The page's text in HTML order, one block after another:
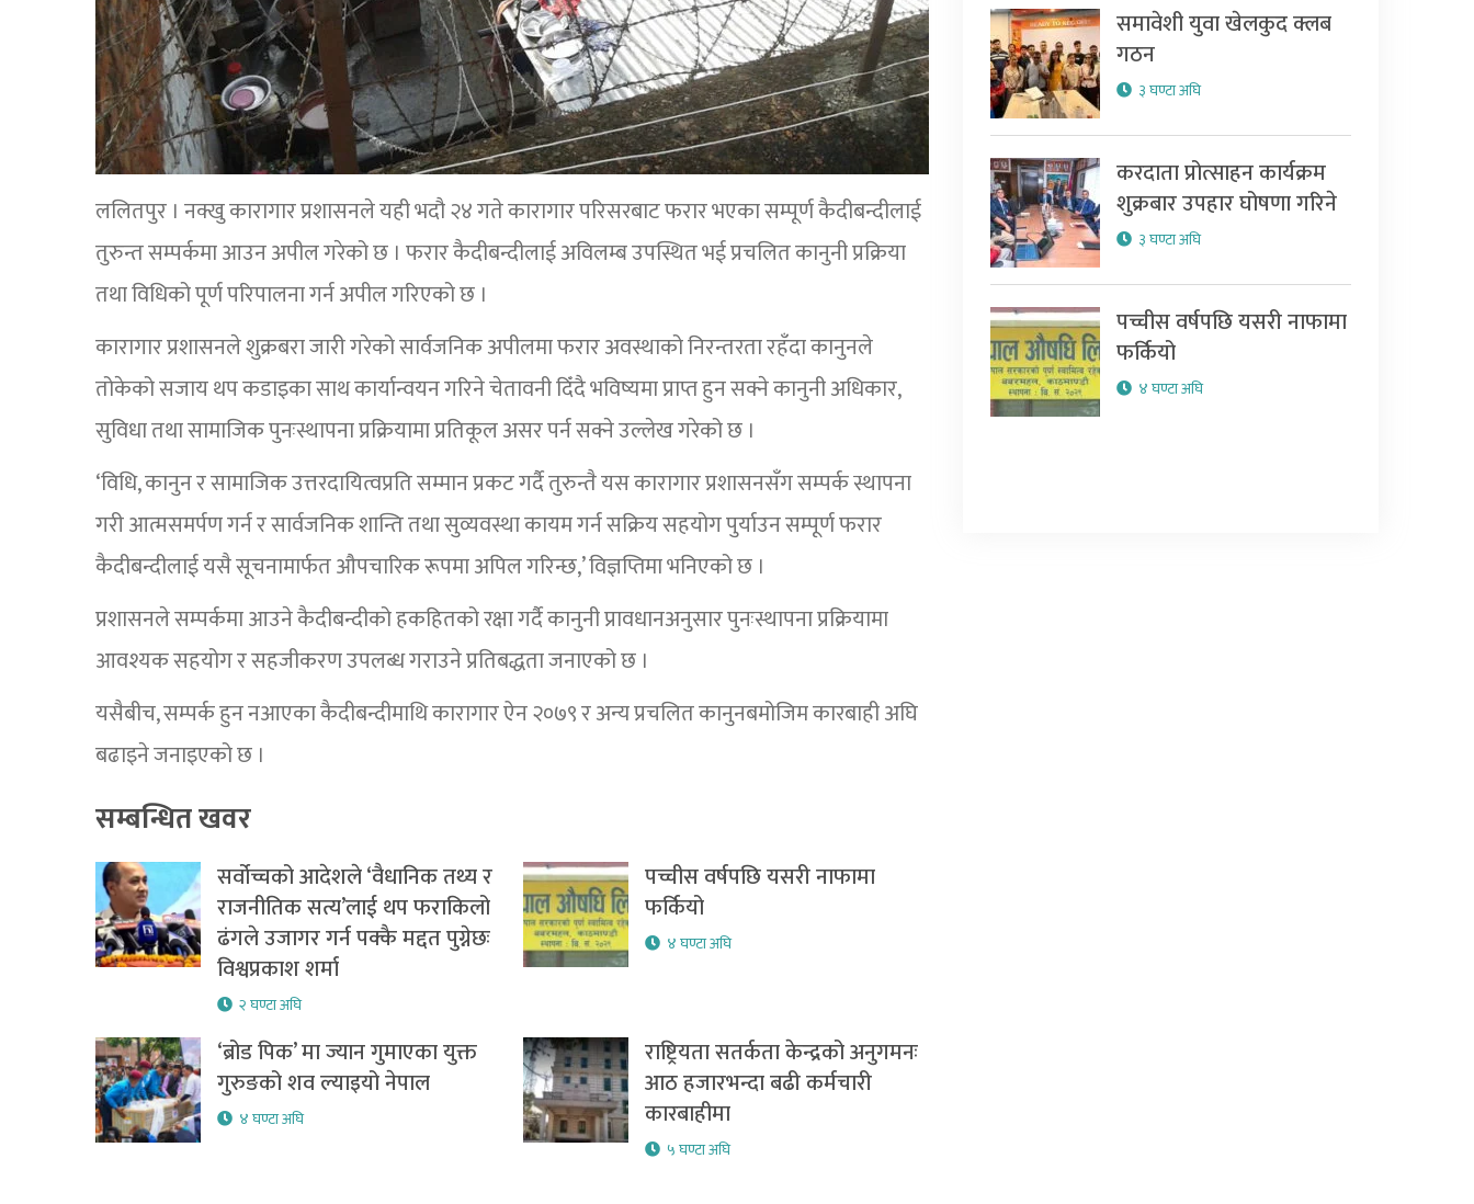
ललितपुर । नक्खु कारागार प्रशासनले यही भदौ २४ गते कारागार परिसरबाट फरार भएका सम्पूर्ण कैदीबन्दीलाई
तुरुन्त सम्पर्कमा आउन अपील गरेको छ । फरार कैदीबन्दीलाई अविलम्ब उपस्थित भई प्रचलित कानुनी प्रक्रिया
तथा विधिको पूर्ण परिपालना गर्न अपील गरिएको छ ।
कारागार प्रशासनले शुक्रबरा जारी गरेको सार्वजनिक अपीलमा फरार अवस्थाको निरन्तरता रहँदा कानुनले
तोकेको सजाय थप कडाइका साथ कार्यान्वयन गरिने चेतावनी दिँदै भविष्यमा प्राप्त हुन सक्ने कानुनी अधिकार,
सुविधा तथा सामाजिक पुनःस्थापना प्रक्रियामा प्रतिकूल असर पर्न सक्ने उल्लेख गरेको छ ।
‘विधि, कानुन र सामाजिक उत्तरदायित्वप्रति सम्मान प्रकट गर्दै तुरुन्तै यस कारागार प्रशासनसँग सम्पर्क स्थापना
गरी आत्मसमर्पण गर्न र सार्वजनिक शान्ति तथा सुव्यवस्था कायम गर्न सक्रिय सहयोग पुर्याउन सम्पूर्ण फरार
कैदीबन्दीलाई यसै सूचनामार्फत औपचारिक रूपमा अपिल गरिन्छ,’ विज्ञप्तिमा भनिएको छ ।
प्रशासनले सम्पर्कमा आउने कैदीबन्दीको हकहितको रक्षा गर्दै कानुनी प्रावधानअनुसार पुनःस्थापना प्रक्रियामा
आवश्यक सहयोग र सहजीकरण उपलब्ध गराउने प्रतिबद्धता जनाएको छ ।
यसैबीच, सम्पर्क हुन नआएका कैदीबन्दीमाथि कारागार ऐन २०७९ र अन्य प्रचलित कानुनबमोजिम कारबाही अघि
बढाइने जनाइएको छ ।
सम्बन्धित खवर
सर्वोच्चको आदेशले ‘वैधानिक तथ्य र
राजनीतिक सत्य’लाई थप फराकिलो
ढंगले उजागर गर्न पक्कै मद्दत पुग्नेछः
विश्वप्रकाश शर्मा
२ घण्टा अघि
पच्चीस वर्षपछि यसरी नाफामा
फर्कियो
४ घण्टा अघि
‘ब्रोड पिक’ मा ज्यान गुमाएका युक्त
गुरुङको शव ल्याइयो नेपाल
४ घण्टा अघि
राष्ट्रियता सतर्कता केन्द्रको अनुगमनः
आठ हजारभन्दा बढी कर्मचारी
कारबाहीमा
५ घण्टा अघि
समावेशी युवा खेलकुद क्लब
गठन
३ घण्टा अघि
करदाता प्रोत्साहन कार्यक्रम
शुक्रबार उपहार घोषणा गरिने
३ घण्टा अघि
पच्चीस वर्षपछि यसरी नाफामा
फर्कियो
४ घण्टा अघि